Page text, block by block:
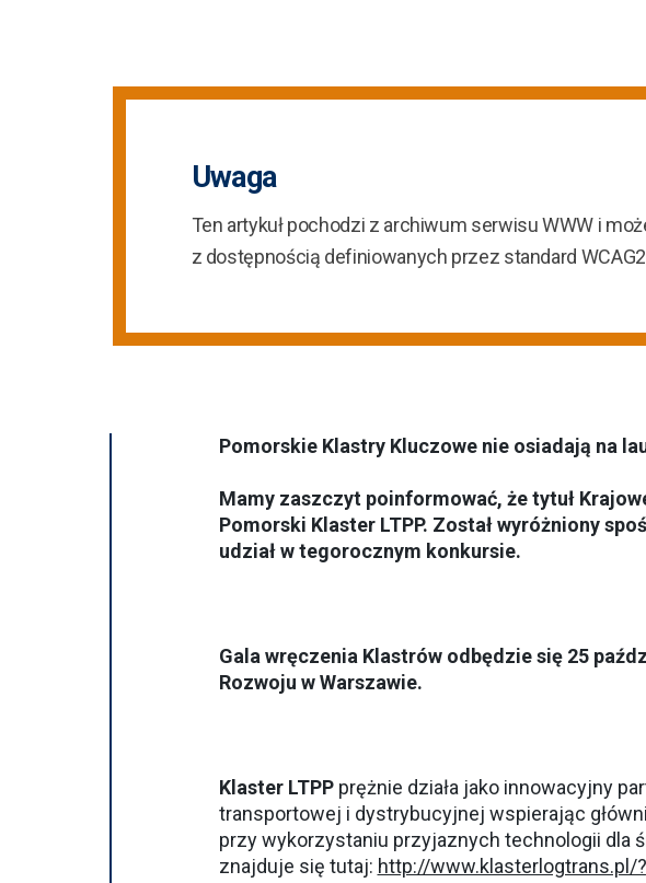
Uwaga
Ten artykuł pochodzi z archiwum serwisu WWW i
z dostępnością definiowanych przez standard
Pomorskie Klastry Kluczowe nie osiadają na
Mamy zaszczyt poinformować, że tytuł
Pomorski Klaster LTPP. Został wyróżniony
udział w tegorocznym konkursie.
Gala wręczenia Klastrów odbędzie się 25
Rozwoju w Warszawie.
Klaster LTPP prężnie działa jako innowacyjny
transportowej i dystrybucyjnej wspierając
przy wykorzystaniu przyjaznych technologii dla
znajduje się tutaj: http://www.klasterlogtrans.pl/